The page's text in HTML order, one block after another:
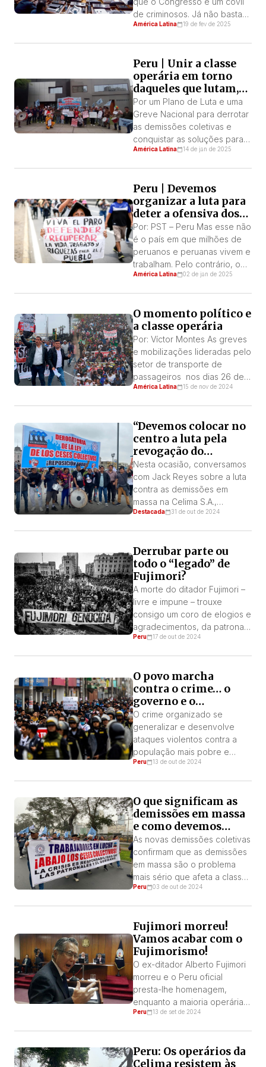
de criminosos. Já não basta
“cortar salários” ou “comer
montaram redes de
prostituição dentro do
parlamento para garantir
votos em troca de favores
sexuais. E para que ninguém
descubra, eles matam as
pessoas […]
América Latina 19 de fev de 2025
Peru | Unir a classe
operária em torno
daqueles que lutam,
como o Sindicato
Celima!
Por um Plano de Luta e uma
Greve Nacional para derrotar
as demissões coletivas e
conquistar as soluções para
as bases operárias em
segunda demissão coletiva
abusiva declarada pelos
empregadores estão
entrando na fase decisiva de
sua luta. Nos próximos dias e
semanas, ocorrerão reuniões
de […]
América Latina 14 de jan de 2025
Peru | Devemos
organizar a luta para
deter a ofensiva dos
patrões, o governo
assassino e o
Congresso da
corrupção e do crime!
Por: PST – Peru Mas esse não
é o país em que milhões de
peruanos e peruanas vivem e
trabalham. Pelo contrário, o
país em que vivemos é
viver por dia. E 5 em cada 10
não têm acesso a todos os
[…]
América Latina 02 de jan de 2025
O momento político e
a classe operária
Por: Víctor Montes As greves
e mobilizações lideradas pelo
setor de transporte de
passageiros nos dias 26 de
setembro, 10, 11, 12 e 23 de
Com as greves e
mobilizações, a ação direta
dos setores populares foi
colocada no centro da
situação política, enquanto o
governo assassino […]
América Latina 15 de nov de 2024
“Devemos colocar no
centro a luta pela
revogação do
processo de
demissões coletivas e
seu apêndice, a
suspensão perfeita”
Nesta ocasião, conversamos
com Jack Reyes sobre a luta
contra as demissões em
massa na Celima S.A.,
empresa onde trabalha há 19
e um reconhecido ativista
operário. Jack agora é
presidente do Comitê de Luta
que está liderando a luta
contra a demissão coletiva
declarada pela empresa. […]
Destacada 31 de out de 2024
Derrubar parte ou
todo o “legado” de
Fujimori?
A morte do ditador Fujimori –
livre e impune – trouxe
consigo um coro de elogios e
agradecimentos, da patronal,
dos seus partidos e
Boluarte na vanguarda, pelos
serviços prestados aos seus
interesses. Por: Victor Montes
Nada disso é surpreendente.
Contudo, é digno de atenção
o fato de a […]
Peru 17 de out de 2024
O povo marcha
contra o crime… o
governo e o
Congresso
O crime organizado se
generalizar e desenvolve
ataques violentos contra a
população mais pobre e
necessitada dos bairros
que paralisa Lima e Callao.
Por: Simón Lázara A greve
dos transportes anunciada
para os dias 10, 11 e 12 de
outubro paralisou Lima no
primeiro dia, fazendo com
que […]
Peru 13 de out de 2024
O que significam as
demissões em massa
e como devemos
enfrentá-las?
As novas demissões coletivas
confirmam que as demissões
em massa são o problema
mais sério que afeta a classe
trabalhadora no Peru hoje.
legais e emitem
pronunciamentos estéreis, no
entanto, é necessário
responder com uma luta unida
para deter as demissões e os
múltiplos ataques dos patrões
[…]
Peru 03 de out de 2024
Fujimori morreu!
Vamos acabar com o
Fujimorismo!
O ex-ditador Alberto Fujimori
morreu e o Peru oficial
presta-lhe homenagem,
enquanto a maioria operária e
popular só podem sentir
Lazara – PST / Peru Fujimori
morre aos 86 anos em
Peru 13 de set de 2024
Peru: Os operários da
Celima resistem às